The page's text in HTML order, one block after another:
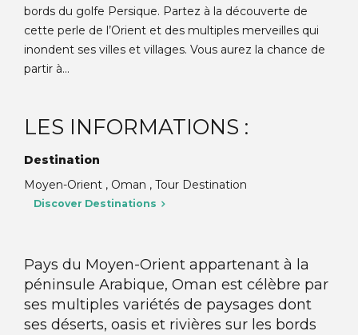
bords du golfe Persique. Partez à la découverte de
cette perle de l’Orient et des multiples merveilles qui
inondent ses villes et villages. Vous aurez la chance de
partir à...
LES INFORMATIONS :
Destination
Moyen-Orient , Oman , Tour Destination
Discover Destinations
Pays du Moyen-Orient appartenant à la
péninsule Arabique, Oman est célèbre par
ses multiples variétés de paysages dont
ses déserts, oasis et rivières sur les bords